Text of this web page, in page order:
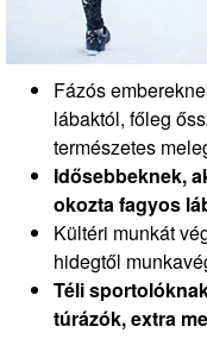
Fázós
lábaktól, főleg
természetes
Idősebbeknek,
okozta fagyos
Kültéri munkát
hidegtől
Téli
túrázók, extra